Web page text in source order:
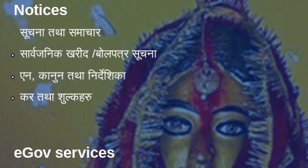
Notices
सूचना तथा समाचार
सार्वजनिक खरीद /बोलपत्र सूचना
एन, कानुन तथा निर्देशिका
कर तथा शुल्कहरु
eGov services